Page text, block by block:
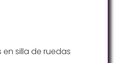
silla de ruedas